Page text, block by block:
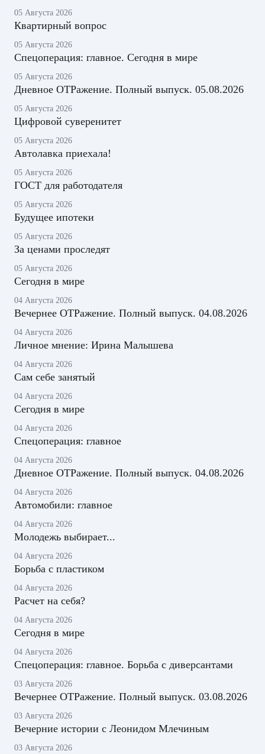
05 Августа 2026
Квартирный вопрос
05 Августа 2026
Спецоперация: главное. Сегодня в мире
05 Августа 2026
Дневное ОТРажение. Полный выпуск. 05.08.2026
05 Августа 2026
Цифровой суверенитет
05 Августа 2026
Автолавка приехала!
05 Августа 2026
ГОСТ для работодателя
05 Августа 2026
Будущее ипотеки
05 Августа 2026
За ценами проследят
05 Августа 2026
Сегодня в мире
04 Августа 2026
Вечернее ОТРажение. Полный выпуск. 04.08.2026
04 Августа 2026
Личное мнение: Ирина Малышева
04 Августа 2026
Сам себе занятый
04 Августа 2026
Сегодня в мире
04 Августа 2026
Спецоперация: главное
04 Августа 2026
Дневное ОТРажение. Полный выпуск. 04.08.2026
04 Августа 2026
Автомобили: главное
04 Августа 2026
Молодежь выбирает...
04 Августа 2026
Борьба с пластиком
04 Августа 2026
Расчет на себя?
04 Августа 2026
Сегодня в мире
04 Августа 2026
Спецоперация: главное. Борьба с диверсантами
03 Августа 2026
Вечернее ОТРажение. Полный выпуск. 03.08.2026
03 Августа 2026
Вечерние истории с Леонидом Млечиным
03 Августа 2026